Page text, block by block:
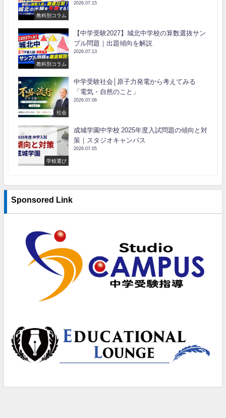
教科別コラム
2026.07.15
教科別コラム
【中学受験2027】城北中学校の算数選抜サン
プル問題｜出題傾向を解説
2026.07.13
社会
中学受験社会│原子力発電から考えてみる
「電気・自然のこと」
2026.07.06
学校選び
成城学園中学校 2025年度入試問題の傾向と対
策｜スタジオキャンパス
2026.07.05
Sponsored Link